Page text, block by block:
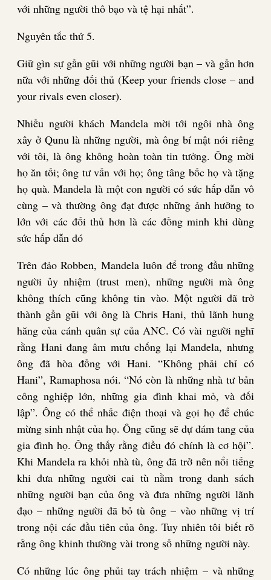
với những người thô bạo và tệ hại nhất”.
Nguyên tắc thứ 5.
Giữ gìn sự gần gũi với những người bạn – và gần hơn
nữa với những đối thủ (Keep your friends close – and
your rivals even closer).
Nhiều người khách Mandela mời tới ngôi nhà ông
xây ở Qunu là những người, mà ông bí mật nói riêng
với tôi, là ông không hoàn toàn tin tưởng. Ông mời
họ ăn tối; ông tư vấn với họ; ông tâng bốc họ và tặng
họ quà. Mandela là một con người có sức hấp dẫn vô
cùng – và thường ông đạt được những ảnh hưởng to
lớn với các đối thủ hơn là các đồng minh khi dùng
sức hấp dẫn đó
Trên đảo Robben, Mandela luôn để trong đầu những
người ủy nhiệm (trust men), những người mà ông
không thích cũng không tin vào. Một người đã trở
thành gần gũi với ông là Chris Hani, thủ lãnh hung
hăng của cánh quân sự của ANC. Có vài người nghĩ
rằng Hani đang âm mưu chống lại Mandela, nhưng
ông đã hòa đồng với Hani. “Không phải chỉ có
Hani”, Ramaphosa nói. “Nó còn là những nhà tư bản
công nghiệp lớn, những gia đình khai mỏ, và đối
lập”. Ông có thể nhấc điện thoại và gọi họ để chúc
mừng sinh nhật của họ. Ông cũng sẽ dự đám tang của
gia đình họ. Ông thấy rằng điều đó chính là cơ hội”.
Khi Mandela ra khỏi nhà tù, ông đã trở nên nổi tiếng
khi đưa những người cai tù nằm trong danh sách
những người bạn của ông và đưa những người lãnh
đạo – những người đã bỏ tù ông – vào những vị trí
trong nội các đầu tiên của ông. Tuy nhiên tôi biết rõ
rằng ông khinh thường vài trong số những người này.
Có những lúc ông phủi tay trách nhiệm – và những